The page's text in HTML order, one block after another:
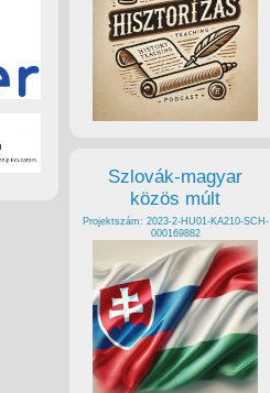
Szlovák-magyar
közös múlt
Projektszám: 2023-2-HU01-KA210-SCH-
000169882